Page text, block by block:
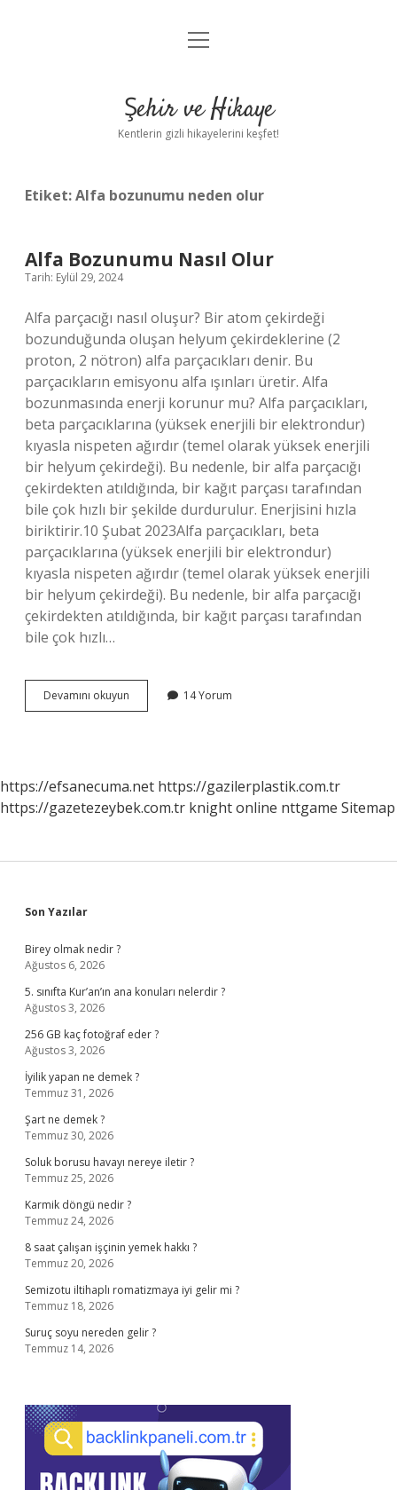
Anasayfa
Yasal Uyarı
menüyü
Şehir ve Hikaye
Kentlerin gizli hikayelerini keşfet!
Etiket:Alfa bozunumu neden olur
Alfa Bozunumu Nasıl Olur
Tarih: Eylül 29, 2024
Alfa parçacığı nasıl oluşur? Bir atom çekirdeği
bozunduğunda oluşan helyum çekirdeklerine (2
proton, 2 nötron) alfa parçacıkları denir. Bu
parçacıkların emisyonu alfa ışınları üretir. Alfa
bozunmasında enerji korunur mu? Alfa parçacıkları,
beta parçacıklarına (yüksek enerjili bir elektrondur)
kıyasla nispeten ağırdır (temel olarak yüksek enerjili
bir helyum çekirdeği). Bu nedenle, bir alfa parçacığı
çekirdekten atıldığında, bir kağıt parçası tarafından
bile çok hızlı bir şekilde durdurulur. Enerjisini hızla
biriktirir.10 Şubat 2023Alfa parçacıkları, beta
parçacıklarına (yüksek enerjili bir elektrondur)
kıyasla nispeten ağırdır (temel olarak yüksek enerjili
bir helyum çekirdeği). Bu nedenle, bir alfa parçacığı
çekirdekten atıldığında, bir kağıt parçası tarafından
bile çok hızlı…
Devamını okuyun
Bozunumu
14 Yorum
https://efsanecuma.net https://gazilerplastik.com.tr
https://gazetezeybek.com.tr knight online nttgame Sitemap
Sidebar
Son Yazılar
Birey olmak nedir ?
Ağustos 6, 2026
5. sınıfta Kur’an’ın ana konuları nelerdir ?
Ağustos 3, 2026
256 GB kaç fotoğraf eder ?
Ağustos 3, 2026
İyilik yapan ne demek ?
Temmuz 31, 2026
Şart ne demek ?
Temmuz 30, 2026
Soluk borusu havayı nereye iletir ?
Temmuz 25, 2026
Karmik döngü nedir ?
Temmuz 24, 2026
8 saat çalışan işçinin yemek hakkı ?
Temmuz 20, 2026
Semizotu iltihaplı romatizmaya iyi gelir mi ?
Temmuz 18, 2026
Suruç soyu nereden gelir ?
Temmuz 14, 2026